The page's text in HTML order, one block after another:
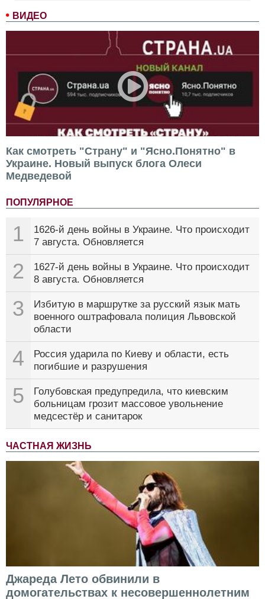
ВИДЕО
Как смотреть "Страну" и "Ясно.Понятно" в
Украине. Новый выпуск блога Олеси
Медведевой
ПОПУЛЯРНОЕ
1
1626-й день войны в Украине. Что происходит
7 августа. Обновляется
2
1627-й день войны в Украине. Что происходит
8 августа. Обновляется
3
Избитую в маршрутке за русский язык мать
военного оштрафовала полиция Львовской
области
4
Россия ударила по Киеву и области, есть
погибшие и разрушения
5
Голубовская предупредила, что киевским
больницам грозит массовое увольнение
медсестёр и санитарок
ЧАСТНАЯ ЖИЗНЬ
Джареда Лето обвинили в
домогательствах к несовершеннолетним